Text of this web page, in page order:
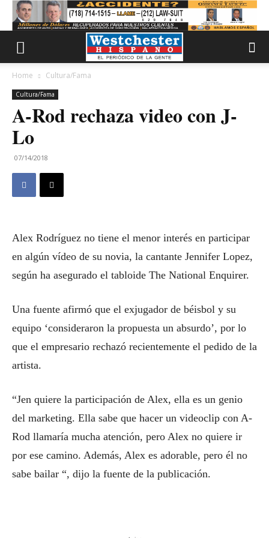
Home Cultura/Fama
Cultura/Fama
A-Rod rechaza video con J-
Lo
07/14/2018
Alex Rodríguez no tiene el menor interés en participar
en algún vídeo de su novia, la cantante Jennifer Lopez,
según ha asegurado el tabloide The National Enquirer.
Una fuente afirmó que el exjugador de béisbol y su
equipo ‘consideraron la propuesta un absurdo’, por lo
que el empresario rechazó recientemente el pedido de la
artista.
“Jen quiere la participación de Alex, ella es un genio
del marketing. Ella sabe que hacer un videoclip con A-
Rod llamaría mucha atención, pero Alex no quiere ir
por ese camino. Además, Alex es adorable, pero él no
sabe bailar “, dijo la fuente de la publicación.